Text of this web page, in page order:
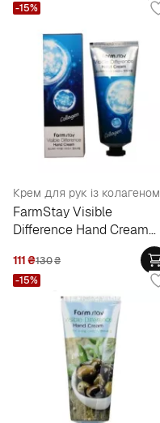
Крем для рук із колагеном
FarmStay Visible
Difference Hand Cream
111₴130₴
-15%
-15%